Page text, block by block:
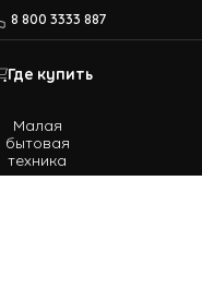
8 800 3333 887
Где купить
Малая
бытовая
техника